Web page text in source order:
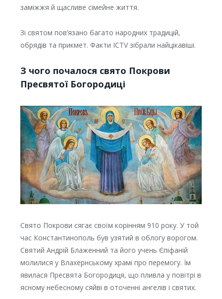
заміжжя й щасливе сімейне життя.
Зі святом пов’язано багато народних традицій,
обрядів та прикмет. Факти ICTV зібрали найцікавіші.
З чого почалося свято Покрови
Пресвятої Богородиці
Свято Покрови сягає своїм корінням 910 року. У той
час Константинополь був узятий в облогу ворогом.
Святий Андрій Блаженний та його учень Єпіфаній
молилися у Влахернському храмі про перемогу. Їм
явилася Пресвята Богородиця, що пливла у повітрі в
ясному небесному сяйві в оточенні ангелів і святих.